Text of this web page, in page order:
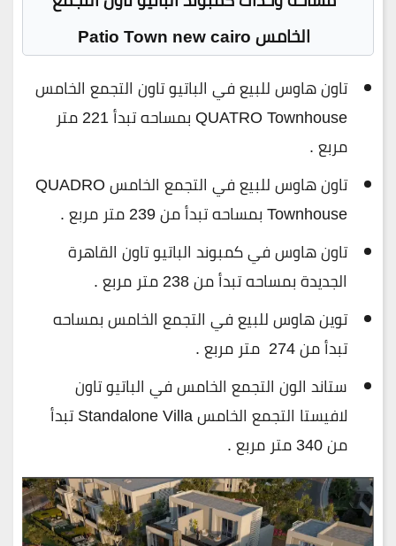
الخامس Patio Town new cairo
تاون هاوس للبيع في الباتيو تاون التجمع الخامس
QUATRO Townhouse بمساحه تبدأ 221 متر
مربع .
تاون هاوس للبيع في التجمع الخامس QUADRO
Townhouse بمساحه تبدأ من 239 متر مربع .
تاون هاوس في كمبوند الباتيو تاون القاهرة
الجديدة بمساحه تبدأ من 238 متر مربع .
توين هاوس للبيع في التجمع الخامس بمساحه
تبدأ من 274 متر مربع .
ستاند الون التجمع الخامس في الباتيو تاون
لافيستا التجمع الخامس Standalone Villa تبدأ
من 340 متر مربع .